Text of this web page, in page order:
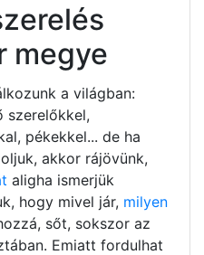
megye
a világban:
szerelőkkel,
pékekkel... de ha
akkor rájövünk,
aligha ismerjük
hogy mivel jár, milyen
sőt, sokszor az
Emiatt fordulhat